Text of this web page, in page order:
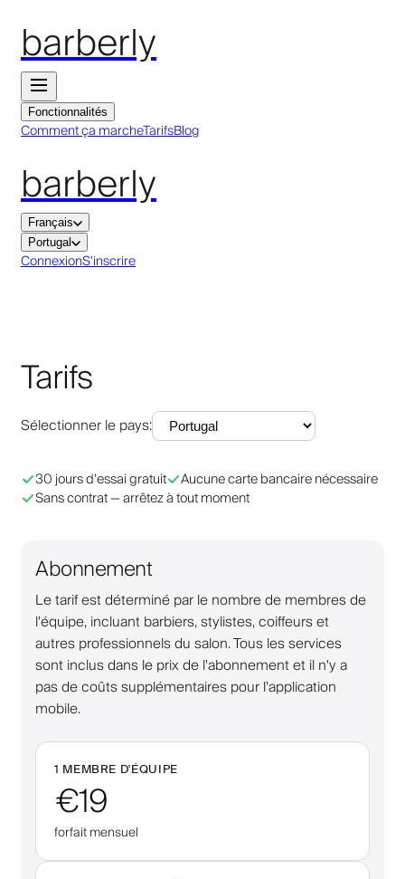
barberly
Fonctionnalités
Comment ça marcheTarifsBlog
barberly
Français
Portugal
ConnexionS'inscrire
Tarifs
Sélectionner le pays:
30 jours d'essai gratuit
Aucune carte bancaire nécessaire
Sans contrat — arrêtez à tout moment
Abonnement
Le tarif est déterminé par le nombre de membres de
l'équipe, incluant barbiers, stylistes, coiffeurs et
autres professionnels du salon. Tous les services
sont inclus dans le prix de l'abonnement et il n'y a
pas de coûts supplémentaires pour l'application
mobile.
1 MEMBRE D'ÉQUIPE
€19
forfait mensuel